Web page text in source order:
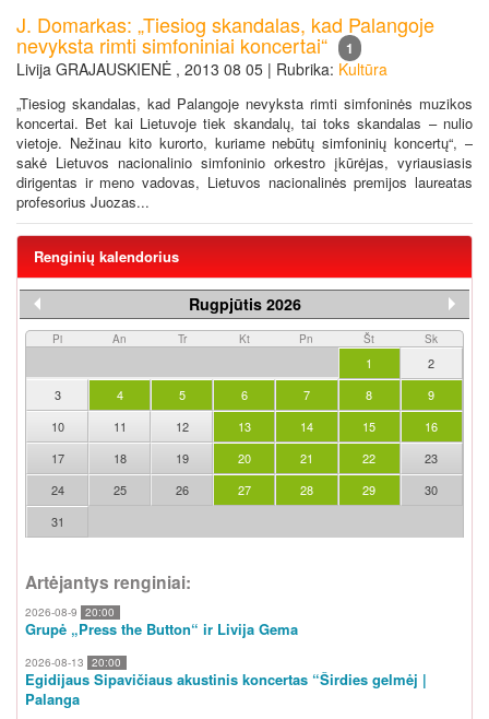
J. Domarkas: „Tiesiog skandalas, kad Palangoje
nevyksta rimti simfoniniai koncertai“ 1
Livija GRAJAUSKIENĖ , 2013 08 05 | Rubrika: Kultūra
„Tiesiog skandalas, kad Palangoje nevyksta rimti simfoninės muzikos
koncertai. Bet kai Lietuvoje tiek skandalų, tai toks skandalas – nulio
vietoje. Nežinau kito kurorto, kuriame nebūtų simfoninių koncertų“, –
sakė Lietuvos nacionalinio simfoninio orkestro įkūrėjas, vyriausiasis
dirigentas ir meno vadovas, Lietuvos nacionalinės premijos laureatas
profesorius Juozas...
Renginių kalendorius
Rugpjūtis 2026
Pi An Tr Kt Pn Št Sk
1
2
3
4 5 6 7 8
9
10
11 12 13 14 15
16
17
18 19 20 21 22
23
24
25 26 27 28 29
30
31
Artėjantys renginiai:
2026-08-9 20:00
Grupė „Press the Button“ ir Livija Gema
2026-08-13 20:00
Egidijaus Sipavičiaus akustinis koncertas “Širdies gelmėj |
Palanga